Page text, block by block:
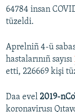
64784 insan
tüzeldi.
Aprelniñ 4-ü
hastalarınıñ sayısı
etti, 226669 kişi
Daa evel 2019-
koronavirusı